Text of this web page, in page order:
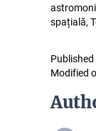
spațială,
Modified